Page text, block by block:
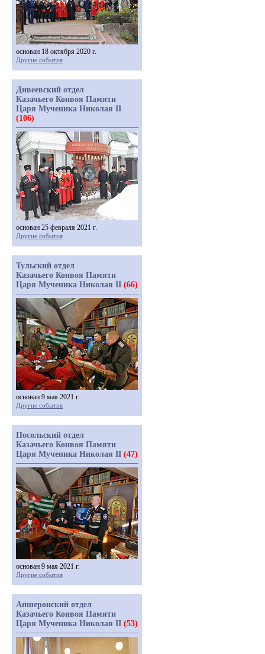
основан 18 октября 2020 г.
Другие события
Дивеевский отдел
Казачьего Конвоя Памяти
Царя Мученика Николая II
(106)
основан 25 февраля 2021 г.
Другие события
Тульский отдел
Казачьего Конвоя Памяти
Царя Мученика Николая II (66)
основан 9 мая 2021 г.
Другие события
Посольский отдел
Казачьего Конвоя Памяти
Царя Мученика Николая II (47)
основан 9 мая 2021 г.
Другие события
Апшеронский отдел
Казачьего Конвоя Памяти
Царя Мученика Николая II (53)